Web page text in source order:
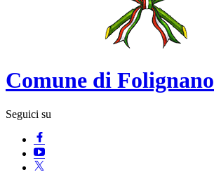
Comune di Folignano
Seguici su